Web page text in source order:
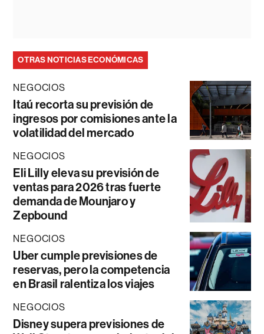
OTRAS NOTICIAS ECONÓMICAS
NEGOCIOS
Itaú recorta su previsión de
ingresos por comisiones ante la
volatilidad del mercado
NEGOCIOS
Eli Lilly eleva su previsión de
ventas para 2026 tras fuerte
demanda de Mounjaro y
Zepbound
NEGOCIOS
Uber cumple previsiones de
reservas, pero la competencia
en Brasil ralentiza los viajes
NEGOCIOS
Disney supera previsiones de